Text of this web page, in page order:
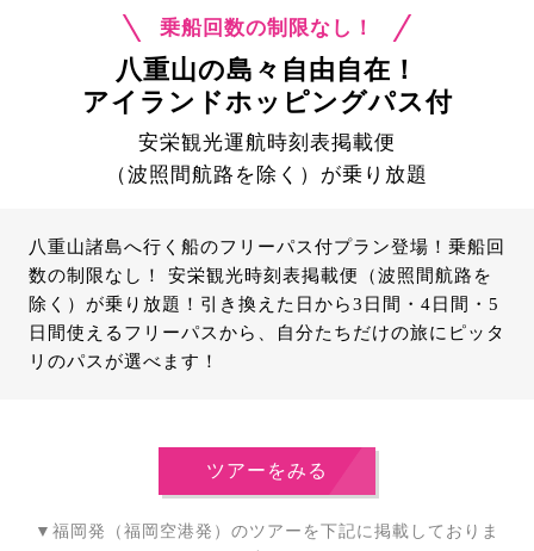
乗船回数の制限なし！
八重山の島々自由自在！
アイランドホッピングパス付
安栄観光運航時刻表掲載便
（波照間航路を除く）が乗り放題
八重山諸島へ行く船のフリーパス付プラン登場！乗船回
数の制限なし！ 安栄観光時刻表掲載便（波照間航路を
除く）が乗り放題！引き換えた日から3日間・4日間・5
日間使えるフリーパスから、自分たちだけの旅にピッタ
リのパスが選べます！
ツアーをみる
▼福岡発（福岡空港発）のツアーを下記に掲載しておりま